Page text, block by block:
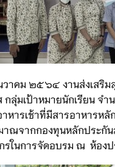
๒๕๖๔ งานส่งเสริมสุขภ
กลุ่มเป้าหมายนักเรียน จ
หารเช้าที่มีสารอาหารหลั
ณจากกองทุนหลักประกัน
รในการจัดอบรม ณ ห้อง